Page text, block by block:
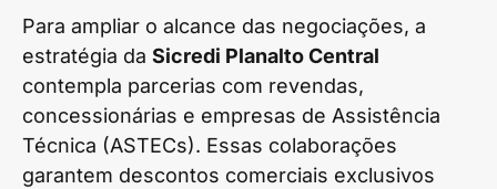
Para ampliar o alcance das negociações, a
estratégia da Sicredi Planalto Central
contempla parcerias com revendas,
concessionárias e empresas de Assistência
Técnica (ASTECs). Essas colaborações
garantem descontos comerciais exclusivos